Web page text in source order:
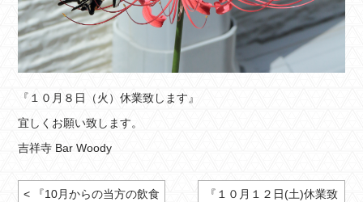
『１０月８日（火）休業致します』
宜しくお願い致します。
吉祥寺 Bar Woody
< 『10月からの当方の飲食
『１０月１２日(土)休業致